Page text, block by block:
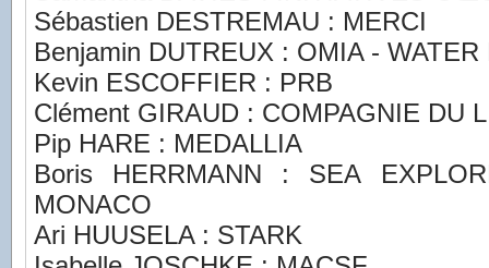
Sébastien DESTREMAU : MERCI
Benjamin DUTREUX : OMIA - WATER
Kevin ESCOFFIER : PRB
Clément GIRAUD : COMPAGNIE DU
Pip HARE : MEDALLIA
Boris HERRMANN : SEA
MONACO
Ari HUUSELA : STARK